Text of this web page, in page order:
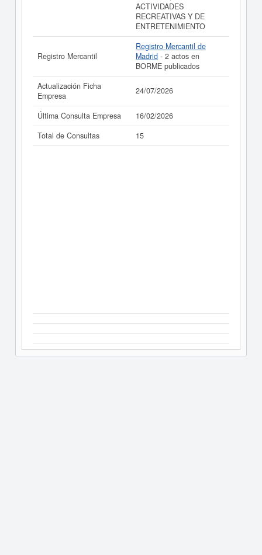
ACTIVIDADES
RECREATIVAS Y DE
ENTRETENIMIENTO
Registro Mercantil
Registro Mercantil de
Madrid - 2 actos en
BORME publicados
Actualización Ficha
Empresa
24/07/2026
Última Consulta Empresa
16/02/2026
Total de Consultas
15